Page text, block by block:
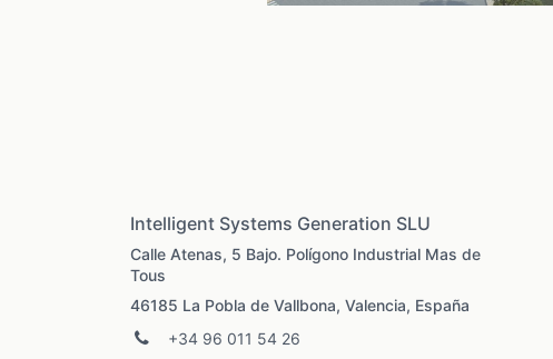
Intelligent Systems Generation SLU
Calle Atenas, 5 Bajo. Polígono Industrial Mas de
Tous
46185 La Pobla de Vallbona, Valencia, España
+34 96 011 54 26